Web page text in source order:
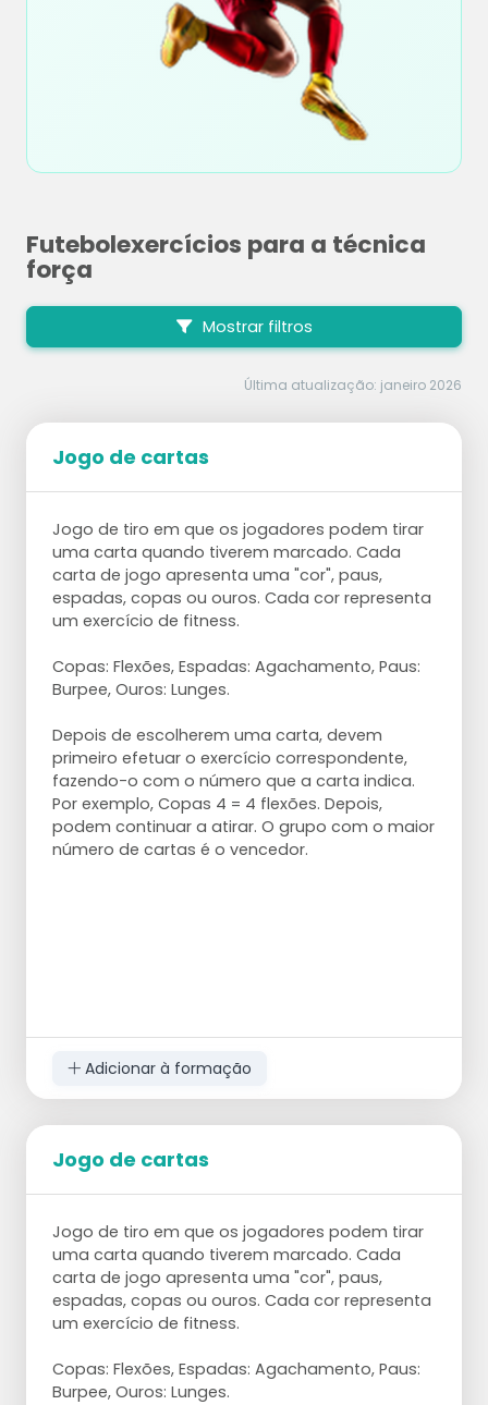
Futebolexercícios para a técnica
força
Mostrar filtros
Última atualização: janeiro 2026
Jogo de cartas
Jogo de tiro em que os jogadores podem tirar
uma carta quando tiverem marcado. Cada
carta de jogo apresenta uma "cor", paus,
espadas, copas ou ouros. Cada cor representa
um exercício de fitness.
Copas: Flexões, Espadas: Agachamento, Paus:
Burpee, Ouros: Lunges.
Depois de escolherem uma carta, devem
primeiro efetuar o exercício correspondente,
fazendo-o com o número que a carta indica.
Por exemplo, Copas 4 = 4 flexões. Depois,
podem continuar a atirar. O grupo com o maior
número de cartas é o vencedor.
Adicionar à formação
Jogo de cartas
Jogo de tiro em que os jogadores podem tirar
uma carta quando tiverem marcado. Cada
carta de jogo apresenta uma "cor", paus,
espadas, copas ou ouros. Cada cor representa
um exercício de fitness.
Copas: Flexões, Espadas: Agachamento, Paus:
Burpee, Ouros: Lunges.